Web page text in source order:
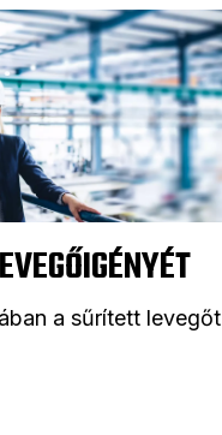
a sűrített levegőt